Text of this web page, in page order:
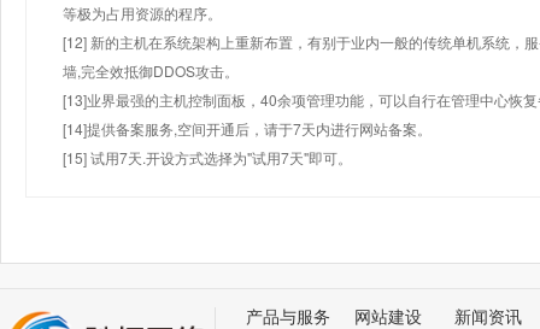
等极为占用资源的程序。
[12] 新的主机在系统架构上重新布置，有别于业内一般的传统单机系统，
墙,完全效抵御DDOS攻击。
[13]业界最强的主机控制面板，40余项管理功能，可以自行在管理中心恢
[14]提供备案服务,空间开通后，请于7天内进行网站备案。
[15] 试用7天.开设方式选择为"试用7天"即可。
产品与服务 网站建设 新闻资讯